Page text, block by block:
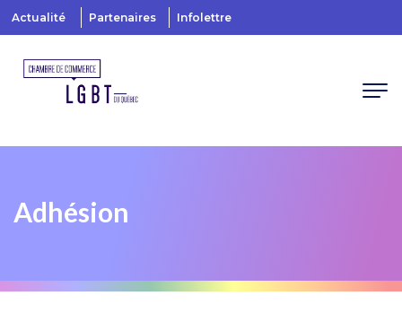
Actualité Partenaires Infolettre
Adhésion